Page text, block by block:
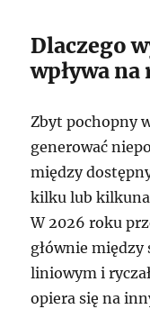
Dlaczego
wpływa
Zbyt pochopny
generować
między
kilku lub
W 2026 roku
głównie
liniowym i
opiera się na